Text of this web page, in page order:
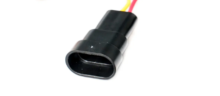
LED voordeelpakketten
Overige producten